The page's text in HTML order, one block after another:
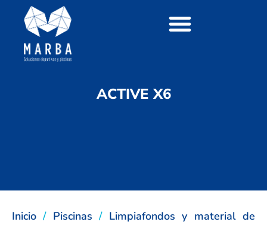
ACTIVE X6
Inicio / Piscinas / Limpiafondos y material de